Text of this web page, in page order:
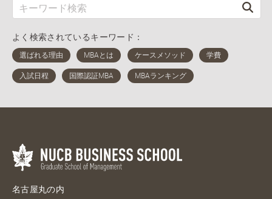
よく検索されているキーワード：
名古屋丸の内